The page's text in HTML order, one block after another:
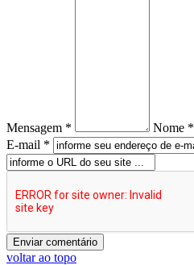
Mensagem *
Nome *
E-mail *
voltar ao topo